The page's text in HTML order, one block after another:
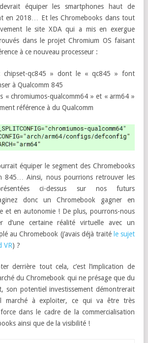
équiper les smartphones haut de
en 2018… Et les Chromebooks dans tout
le site XDA qui a mis en exergue
dans le projet Chromium OS faisant
à ce nouveau processeur :
chipset-qc845 » dont le « qc845 » font
à Qualcomm 845
« chromiumos-qualcomm64 » et « arm64 »
référence à du Qualcomm
équiper le segment des Chromebooks
845… Ainsi, nous pourrions retrouver les
ci-dessus sur nos futurs
donc un Chromebook gagner en
et en autonomie ! De plus, pourrons-nous
d’une certaine réalité virtuelle avec un
au Chromebook (j’avais déjà traité le sujet
VR) ?
derrière tout cela, c’est l’implication de
du Chromebook qui ne présage que du
son potentiel investissement démontrerait
marché à exploiter, ce qui va être très
dans le cadre de la commercialisation
ainsi que de la visibilité !